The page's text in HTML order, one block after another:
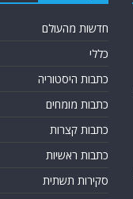
חדשות מהעולם
כללי
כתבות היסטוריה
כתבות מומחים
כתבות קצרות
כתבות ראשיות
סקירות תשתית